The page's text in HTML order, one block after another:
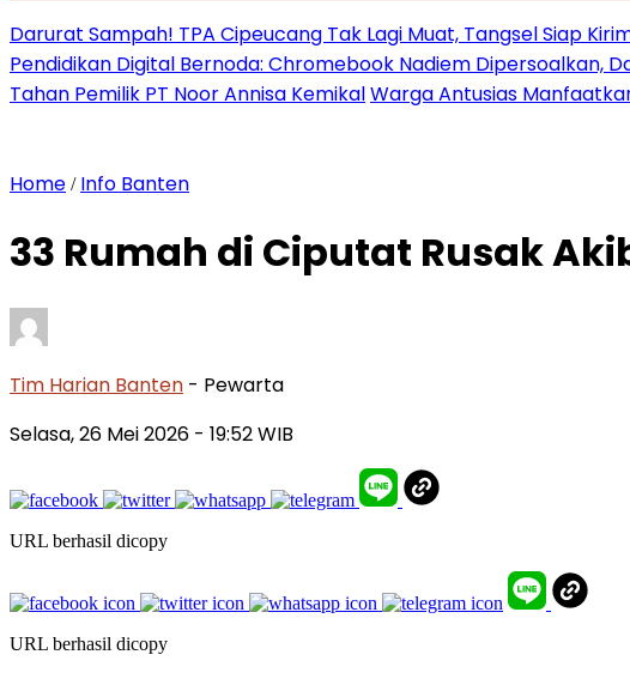
Darurat Sampah! TPA Cipeucang Tak Lagi Muat, Tangsel Siap
Pendidikan Digital Bernoda: Chromebook Nadiem Dipersoalkan,
Tahan Pemilik PT Noor Annisa KemikalWarga Antusias
Home / Info Banten
33 Rumah di Ciputat Rusak
Tim Harian Banten - Pewarta
Selasa, 26 Mei 2026 - 19:52 WIB
URL berhasil dicopy
URL berhasil dicopy